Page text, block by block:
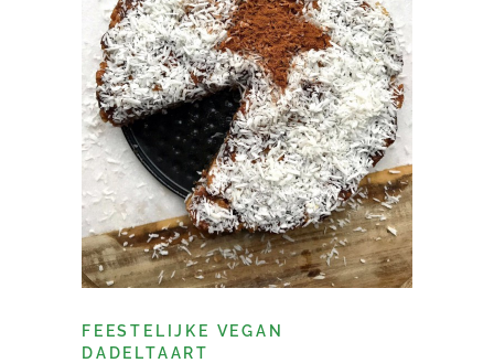
FEESTELIJKE VEGAN
DADELTAART